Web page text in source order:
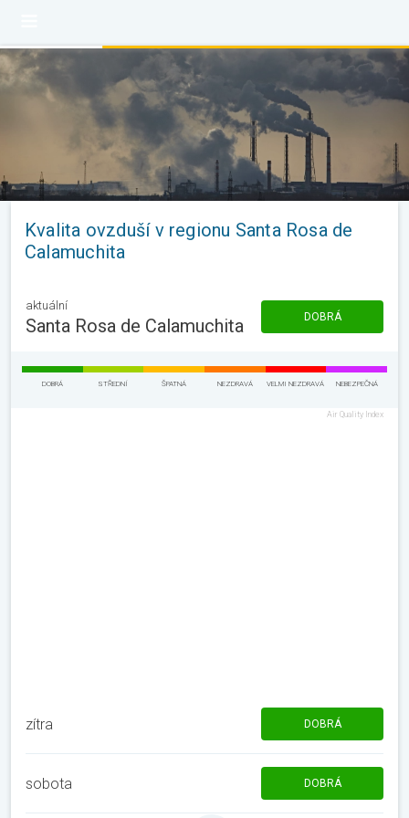
Kvalita ovzduší v regionu Santa Rosa de
Calamuchita
aktuální
Santa Rosa de Calamuchita DOBRÁ
DOBRÁ STŘEDNÍ ŠPATNÁ NEZDRAVÁ VELMI NEZDRAVÁ NEBEZPEČNÁ
Air Quality Index
zítra DOBRÁ
sobota DOBRÁ